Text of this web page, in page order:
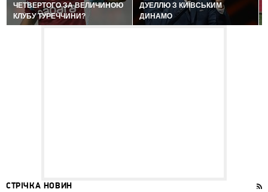
ЧЕТВЕРТОГО ЗА ВЕЛИЧИНОЮ
КЛУБУ ТУРЕЧЧИНИ?
ДУЕЛЛЮ З КИЇВСЬКИМ
ДИНАМО
СТРІЧКА НОВИН